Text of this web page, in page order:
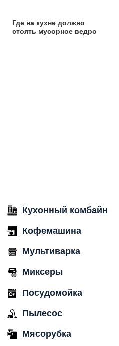
Где на кухне должно
стоять мусорное ведро
Кухонный комбайн
Кофемашина
Мультиварка
Миксеры
Посудомойка
Пылесос
Мясорубка